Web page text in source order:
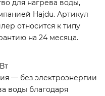
для нагрева воды,
Hajdu. Артикул
относится к типу
на 24 месяца.
— без электроэнергии
воды благодаря